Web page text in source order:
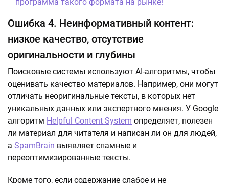
Ошибка 4. Неинформативный контент:
низкое качество, отсутствие
оригинальности и глубины
Поисковые системы используют AI-алгоритмы, чтобы
оценивать качество материалов. Например, они могут
отличать неоригинальные тексты, в которых нет
уникальных данных или экспертного мнения. У Google
алгоритм Helpful Content System определяет, полезен
ли материал для читателя и написан ли он для людей,
а SpamBrain выявляет спамные и
переоптимизированные тексты.
Кроме того, если содержание слабое и не